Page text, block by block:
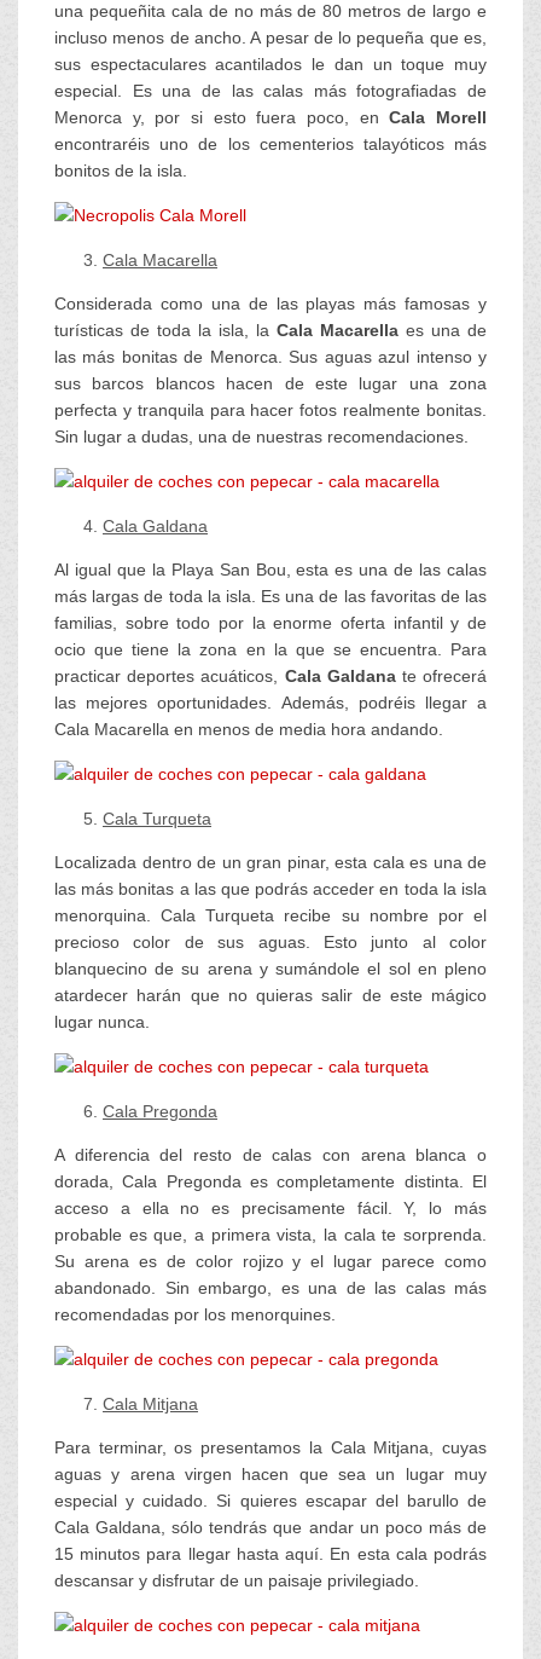
una pequeñita cala de no más de 80 metros de largo e
incluso menos de ancho. A pesar de lo pequeña que es,
sus espectaculares acantilados le dan un toque muy
especial. Es una de las calas más fotografiadas de
Menorca y, por si esto fuera poco, enCala Morell
encontraréis uno de los cementerios talayóticos más
bonitos de la isla.
Cala Macarella
Considerada como una de las playas más famosas y
turísticas de toda la isla, la Cala Macarella es una de
las más bonitas de Menorca. Sus aguas azul intenso y
sus barcos blancos hacen de este lugar una zona
perfecta y tranquila para hacer fotos realmente bonitas.
Sin lugar a dudas, una de nuestras recomendaciones.
Cala Galdana
Al igual que la Playa San Bou, esta es una de las calas
más largas de toda la isla. Es una de las favoritas de las
familias, sobre todo por la enorme oferta infantil y de
ocio que tiene la zona en la que se encuentra. Para
practicar deportes acuáticos, Cala Galdanate ofrecerá
las mejores oportunidades. Además, podréis llegar a
Cala Macarella en menos de media hora andando.
Cala Turqueta
Localizada dentro de un gran pinar, esta cala es una de
las más bonitas a las que podrás acceder en toda la isla
menorquina. Cala Turqueta recibe su nombre por el
precioso color de sus aguas. Esto junto al color
blanquecino de su arena y sumándole el sol en pleno
atardecer harán que no quieras salir de este mágico
lugar nunca.
Cala Pregonda
A diferencia del resto de calas con arena blanca o
dorada, Cala Pregonda es completamente distinta. El
acceso a ella no es precisamente fácil. Y, lo más
probable es que, a primera vista, la cala te sorprenda.
Su arena es de color rojizo y el lugar parece como
abandonado. Sin embargo, es una de las calas más
recomendadas por los menorquines.
Cala Mitjana
Para terminar, os presentamos la Cala Mitjana, cuyas
aguas y arena virgen hacen que sea un lugar muy
especial y cuidado. Si quieres escapar del barullo de
Cala Galdana, sólo tendrás que andar un poco más de
15 minutos para llegar hasta aquí. En esta cala podrás
descansar y disfrutar de un paisaje privilegiado.